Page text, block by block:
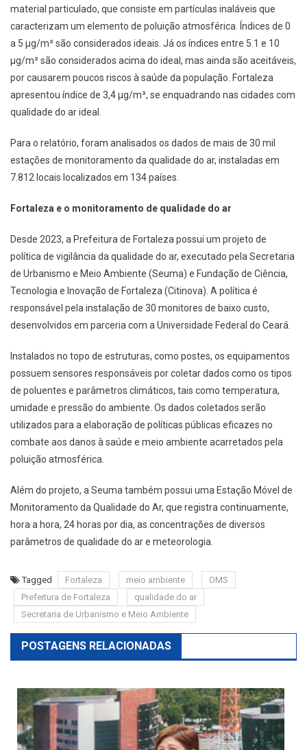
material particulado, que consiste em partículas inaláveis que
caracterizam um elemento de poluição atmosférica. Índices de 0
a 5 µg/m³ são considerados ideais. Já os índices entre 5.1 e 10
µg/m³ são considerados acima do ideal, mas ainda são aceitáveis,
por causarem poucos riscos à saúde da população. Fortaleza
apresentou índice de 3,4 µg/m³, se enquadrando nas cidades com
qualidade do ar ideal.
Para o relatório, foram analisados os dados de mais de 30 mil
estações de monitoramento da qualidade do ar, instaladas em
7.812 locais localizados em 134 países.
Fortaleza e o monitoramento de qualidade do ar
Desde 2023, a Prefeitura de Fortaleza possui um projeto de
política de vigilância da qualidade do ar, executado pela Secretaria
de Urbanismo e Meio Ambiente (Seuma) e Fundação de Ciência,
Tecnologia e Inovação de Fortaleza (Citinova). A política é
responsável pela instalação de 30 monitores de baixo custo,
desenvolvidos em parceria com a Universidade Federal do Ceará.
Instalados no topo de estruturas, como postes, os equipamentos
possuem sensores responsáveis por coletar dados como os tipos
de poluentes e parâmetros climáticos, tais como temperatura,
umidade e pressão do ambiente. Os dados coletados serão
utilizados para a elaboração de políticas públicas eficazes no
combate aos danos à saúde e meio ambiente acarretados pela
poluição atmosférica.
Além do projeto, a Seuma também possui uma Estação Móvel de
Monitoramento da Qualidade do Ar, que registra continuamente,
hora a hora, 24 horas por dia, as concentrações de diversos
parâmetros de qualidade do ar e meteorologia.
Tagged Fortaleza meio ambiente
OMS
Prefeitura de Fortaleza
qualidade do ar
Secretaria de Urbanismo e Meio Ambiente
POSTAGENS RELACIONADAS